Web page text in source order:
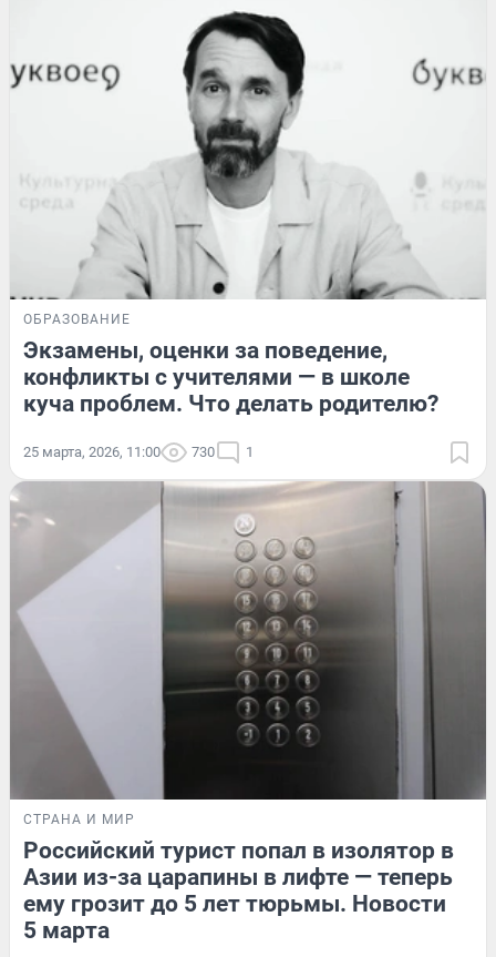
ОБРАЗОВАНИЕ
Экзамены, оценки за поведение,
конфликты с учителями — в школе
куча проблем. Что делать родителю?
25 марта, 2026, 11:00 730 1
СТРАНА И МИР
Российский турист попал в изолятор в
Азии из-за царапины в лифте — теперь
ему грозит до 5 лет тюрьмы. Новости
5 марта